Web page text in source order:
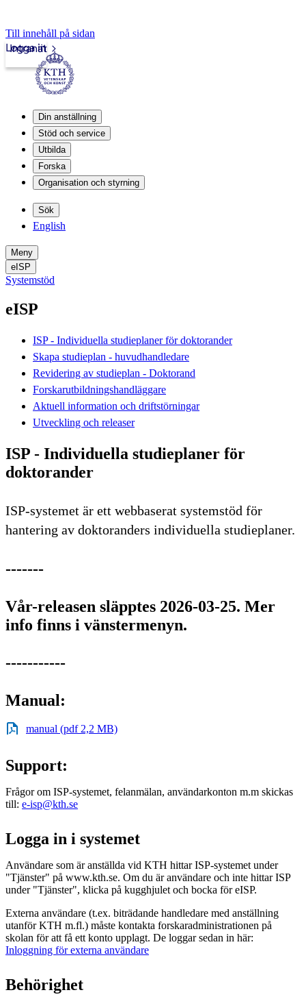
Till innehåll på sidan
Intranät
Logga in
Din anställning
Stöd och service
Utbilda
Forska
Organisation och styrning
Sök
English
Meny
eISP
Systemstöd
eISP
ISP - Individuella studieplaner för doktorander
Skapa studieplan - huvudhandledare
Revidering av studieplan - Doktorand
Forskarutbildningshandläggare
Aktuell information och driftstörningar
Utveckling och releaser
ISP - Individuella studieplaner för
doktorander
ISP-systemet är ett webbaserat systemstöd för
hantering av doktoranders individuella studieplaner.
-------
Vår-releasen släpptes 2026-03-25. Mer
info finns i vänstermenyn.
-----------
Manual:
manual (pdf 2,2 MB)
Support:
Frågor om ISP-systemet, felanmälan, användarkonton m.m skickas
till: e-isp@kth.se
Logga in i systemet
Användare som är anställda vid KTH hittar ISP-systemet under
"Tjänster" på www.kth.se. Om du är användare och inte hittar ISP
under "Tjänster", klicka på kugghjulet och bocka för eISP.
Externa användare (t.ex. biträdande handledare med anställning
utanför KTH m.fl.) måste kontakta forskaradministrationen på
skolan för att få ett konto upplagt. De loggar sedan in här:
Inloggning för externa användare
Behörighet